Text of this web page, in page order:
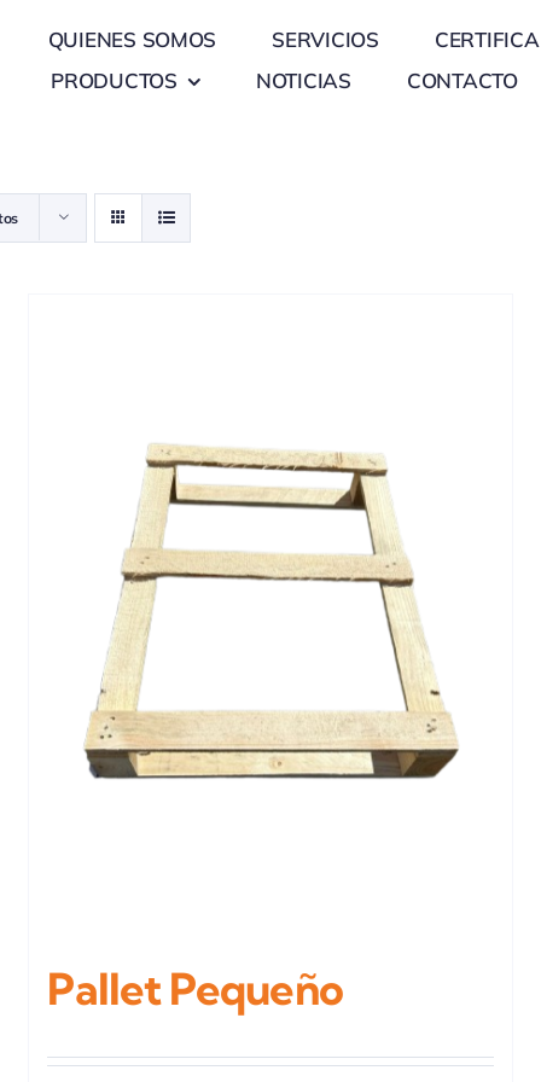
QUIENES SOMOS SERVICIOS
PRODUCTOS
NOTICIAS CONTACTO
Pallet Pequeño